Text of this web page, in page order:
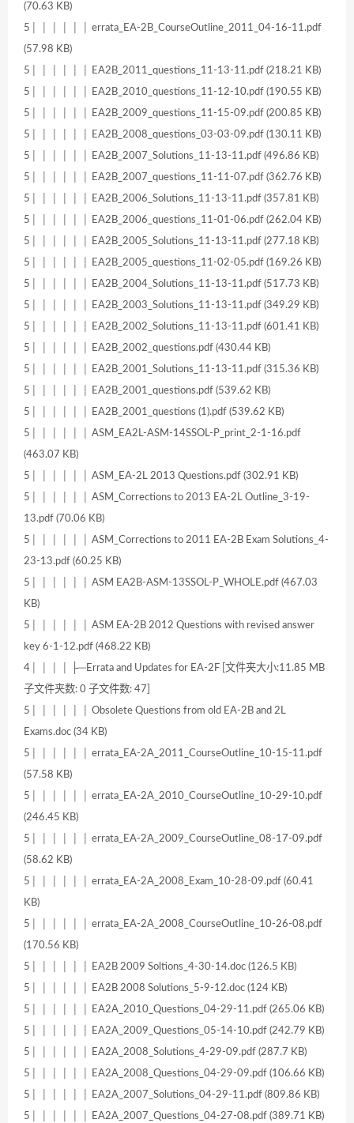
(70.63 KB)
5│ │ │ │ │ │ errata_EA-2B_CourseOutline_2011_04-16-11.pdf
(57.98 KB)
5│ │ │ │ │ │ EA2B_2011_questions_11-13-11.pdf (218.21 KB)
5│ │ │ │ │ │ EA2B_2010_questions_11-12-10.pdf (190.55 KB)
5│ │ │ │ │ │ EA2B_2009_questions_11-15-09.pdf (200.85 KB)
5│ │ │ │ │ │ EA2B_2008_questions_03-03-09.pdf (130.11 KB)
5│ │ │ │ │ │ EA2B_2007_Solutions_11-13-11.pdf (496.86 KB)
5│ │ │ │ │ │ EA2B_2007_questions_11-11-07.pdf (362.76 KB)
5│ │ │ │ │ │ EA2B_2006_Solutions_11-13-11.pdf (357.81 KB)
5│ │ │ │ │ │ EA2B_2006_questions_11-01-06.pdf (262.04 KB)
5│ │ │ │ │ │ EA2B_2005_Solutions_11-13-11.pdf (277.18 KB)
5│ │ │ │ │ │ EA2B_2005_questions_11-02-05.pdf (169.26 KB)
5│ │ │ │ │ │ EA2B_2004_Solutions_11-13-11.pdf (517.73 KB)
5│ │ │ │ │ │ EA2B_2003_Solutions_11-13-11.pdf (349.29 KB)
5│ │ │ │ │ │ EA2B_2002_Solutions_11-13-11.pdf (601.41 KB)
5│ │ │ │ │ │ EA2B_2002_questions.pdf (430.44 KB)
5│ │ │ │ │ │ EA2B_2001_Solutions_11-13-11.pdf (315.36 KB)
5│ │ │ │ │ │ EA2B_2001_questions.pdf (539.62 KB)
5│ │ │ │ │ │ EA2B_2001_questions (1).pdf (539.62 KB)
5│ │ │ │ │ │ ASM_EA2L-ASM-14SSOL-P_print_2-1-16.pdf
(463.07 KB)
5│ │ │ │ │ │ ASM_EA-2L 2013 Questions.pdf (302.91 KB)
5│ │ │ │ │ │ ASM_Corrections to 2013 EA-2L Outline_3-19-
13.pdf (70.06 KB)
5│ │ │ │ │ │ ASM_Corrections to 2011 EA-2B Exam Solutions_4-
23-13.pdf (60.25 KB)
5│ │ │ │ │ │ ASM EA2B-ASM-13SSOL-P_WHOLE.pdf (467.03
KB)
5│ │ │ │ │ │ ASM EA-2B 2012 Questions with revised answer
key 6-1-12.pdf (468.22 KB)
4│ │ │ │ ├─Errata and Updates for EA-2F [文件夹大小:11.85 MB
子文件夹数: 0 子文件数: 47]
5│ │ │ │ │ │ Obsolete Questions from old EA-2B and 2L
Exams.doc (34 KB)
5│ │ │ │ │ │ errata_EA-2A_2011_CourseOutline_10-15-11.pdf
(57.58 KB)
5│ │ │ │ │ │ errata_EA-2A_2010_CourseOutline_10-29-10.pdf
(246.45 KB)
5│ │ │ │ │ │ errata_EA-2A_2009_CourseOutline_08-17-09.pdf
(58.62 KB)
5│ │ │ │ │ │ errata_EA-2A_2008_Exam_10-28-09.pdf (60.41
KB)
5│ │ │ │ │ │ errata_EA-2A_2008_CourseOutline_10-26-08.pdf
(170.56 KB)
5│ │ │ │ │ │ EA2B 2009 Soltions_4-30-14.doc (126.5 KB)
5│ │ │ │ │ │ EA2B 2008 Solutions_5-9-12.doc (124 KB)
5│ │ │ │ │ │ EA2A_2010_Questions_04-29-11.pdf (265.06 KB)
5│ │ │ │ │ │ EA2A_2009_Questions_05-14-10.pdf (242.79 KB)
5│ │ │ │ │ │ EA2A_2008_Solutions_4-29-09.pdf (287.7 KB)
5│ │ │ │ │ │ EA2A_2008_Questions_04-29-09.pdf (106.66 KB)
5│ │ │ │ │ │ EA2A_2007_Solutions_04-29-11.pdf (809.86 KB)
5│ │ │ │ │ │ EA2A_2007_Questions_04-27-08.pdf (389.71 KB)